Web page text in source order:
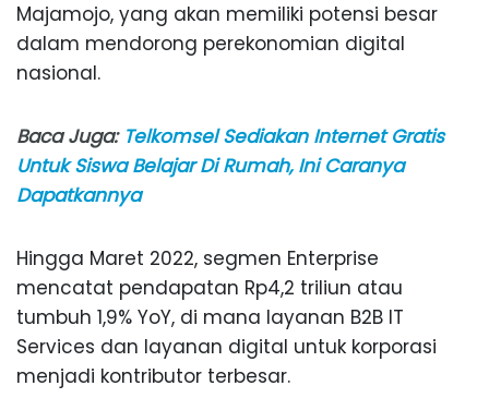
Majamojo, yang akan memiliki potensi besar
dalam mendorong perekonomian digital
nasional.
Baca Juga: Telkomsel Sediakan Internet Gratis
Untuk Siswa Belajar Di Rumah, Ini Caranya
Dapatkannya
Hingga Maret 2022, segmen Enterprise
mencatat pendapatan Rp4,2 triliun atau
tumbuh 1,9% YoY, di mana layanan B2B IT
Services dan layanan digital untuk korporasi
menjadi kontributor terbesar.